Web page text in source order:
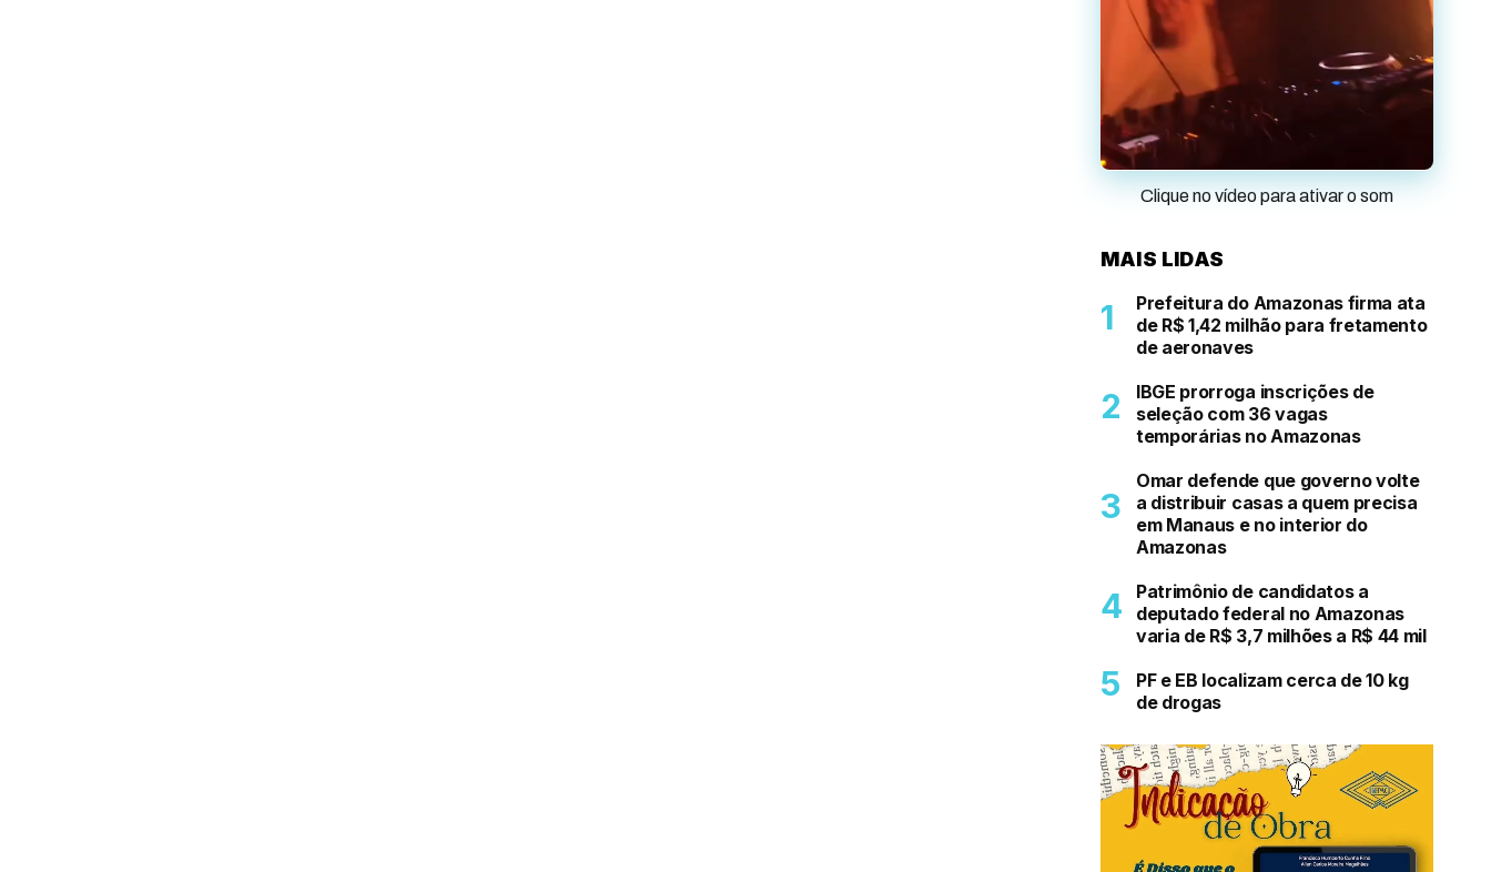
Clique no vídeo para ativar o som
MAIS LIDAS
Prefeitura do Amazonas firma ata
de R$ 1,42 milhão para fretamento
de aeronaves
IBGE prorroga inscrições de
seleção com 36 vagas
temporárias no Amazonas
Omar defende que governo volte
a distribuir casas a quem precisa
em Manaus e no interior do
Amazonas
Patrimônio de candidatos a
deputado federal no Amazonas
varia de R$ 3,7 milhões a R$ 44 mil
PF e EB localizam cerca de 10 kg
de drogas